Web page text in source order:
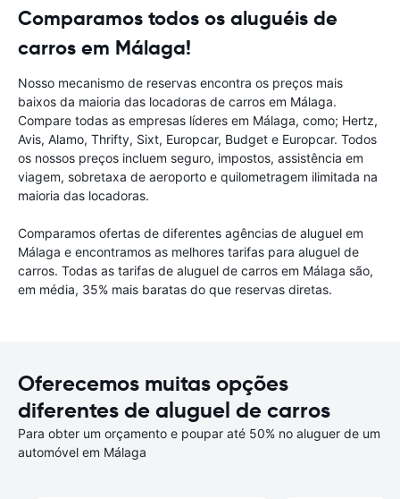
Comparamos todos os aluguéis de
carros em Málaga!
Nosso mecanismo de reservas encontra os preços mais
baixos da maioria das locadoras de carros em Málaga.
Compare todas as empresas líderes em Málaga, como; Hertz,
Avis, Alamo, Thrifty, Sixt, Europcar, Budget e Europcar. Todos
os nossos preços incluem seguro, impostos, assistência em
viagem, sobretaxa de aeroporto e quilometragem ilimitada na
maioria das locadoras.
Comparamos ofertas de diferentes agências de aluguel em
Málaga e encontramos as melhores tarifas para aluguel de
carros. Todas as tarifas de aluguel de carros em Málaga são,
em média, 35% mais baratas do que reservas diretas.
Oferecemos muitas opções
diferentes de aluguel de carros
Para obter um orçamento e poupar até 50% no aluguer de um
automóvel em Málaga